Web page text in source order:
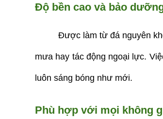
Độ bền cao và bảo
Được làm từ đá nguyên
mưa hay tác động ngoại lực.
luôn sáng bóng như mới.
Phù hợp với mọi không